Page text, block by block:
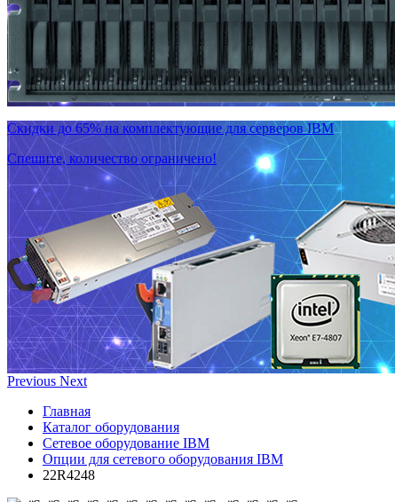
Скидки до 65% на комплектующие для серверов IBM
Спешите, количество ограничено!
Previous Next
Главная
Каталог оборудования
Сетевое оборудование IBM
Опции для сетевого оборудования IBM
22R4248